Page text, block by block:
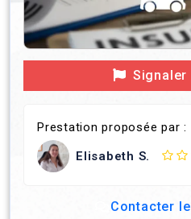
Signaler
Prestation proposée par :
Elisabeth S.
Contacter